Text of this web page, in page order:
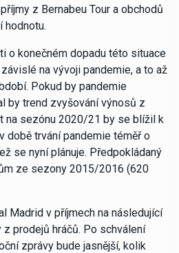
z Bernabeu Tour a obchodů
hodnotu.
o konečném dopadu této situace
na vývoji pandemie, a to až
Pokud by pandemie
by trend zvyšování výnosů z
na sezónu 2020/21 by se blížil k
době trvání pandemie téměř o
se nyní plánuje. Předpokládaný
ze sezony 2015/2016 (620
Madrid v příjmech na následující
prodejů hráčů. Po schválení
zprávy bude jasnější, kolik